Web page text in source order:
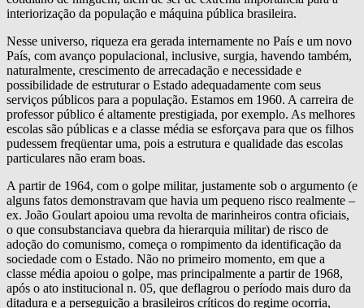
interiorização da população e máquina pública brasileira.
Nesse universo, riqueza era gerada internamente no País e um novo
País, com avanço populacional, inclusive, surgia, havendo também,
naturalmente, crescimento de arrecadação e necessidade e
possibilidade de estruturar o Estado adequadamente com seus
serviços públicos para a população. Estamos em 1960. A carreira de
professor público é altamente prestigiada, por exemplo. As melhores
escolas são públicas e a classe média se esforçava para que os filhos
pudessem freqüentar uma, pois a estrutura e qualidade das escolas
particulares não eram boas.
A partir de 1964, com o golpe militar, justamente sob o argumento (e
alguns fatos demonstravam que havia um pequeno risco realmente –
ex. João Goulart apoiou uma revolta de marinheiros contra oficiais,
o que consubstanciava quebra da hierarquia militar) de risco de
adoção do comunismo, começa o rompimento da identificação da
sociedade com o Estado. Não no primeiro momento, em que a
classe média apoiou o golpe, mas principalmente a partir de 1968,
após o ato institucional n. 05, que deflagrou o período mais duro da
ditadura e a perseguição a brasileiros críticos do regime ocorria,